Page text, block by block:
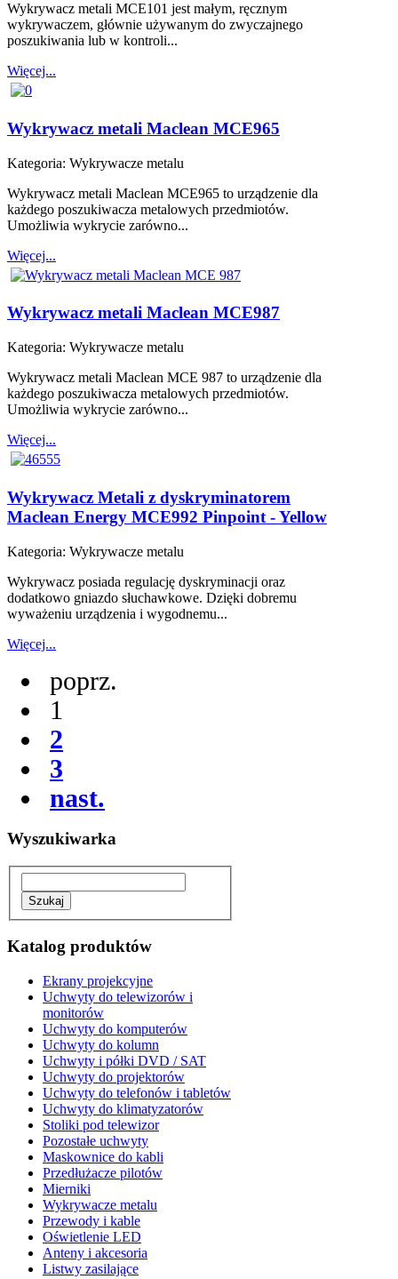
Wykrywacz metali MCE101 jest małym, ręcznym
wykrywaczem, głównie używanym do zwyczajnego
poszukiwania lub w kontroli...
Więcej...
Wykrywacz metali Maclean MCE965
Kategoria: Wykrywacze metalu
Wykrywacz metali Maclean MCE965 to urządzenie dla
każdego poszukiwacza metalowych przedmiotów.
Umożliwia wykrycie zarówno...
Więcej...
Wykrywacz metali Maclean MCE987
Kategoria: Wykrywacze metalu
Wykrywacz metali Maclean MCE 987 to urządzenie dla
każdego poszukiwacza metalowych przedmiotów.
Umożliwia wykrycie zarówno...
Więcej...
Wykrywacz Metali z dyskryminatorem
Maclean Energy MCE992 Pinpoint - Yellow
Kategoria: Wykrywacze metalu
Wykrywacz posiada regulację dyskryminacji oraz
dodatkowo gniazdo słuchawkowe. Dzięki dobremu
wyważeniu urządzenia i wygodnemu...
Więcej...
poprz.
1
2
3
nast.
Wyszukiwarka
Katalog produktów
Ekrany projekcyjne
Uchwyty do telewizorów i
monitorów
Uchwyty do komputerów
Uchwyty do kolumn
Uchwyty i półki DVD / SAT
Uchwyty do projektorów
Uchwyty do telefonów i tabletów
Uchwyty do klimatyzatorów
Stoliki pod telewizor
Pozostałe uchwyty
Maskownice do kabli
Przedłużacze pilotów
Mierniki
Wykrywacze metalu
Przewody i kable
Oświetlenie LED
Anteny i akcesoria
Listwy zasilające